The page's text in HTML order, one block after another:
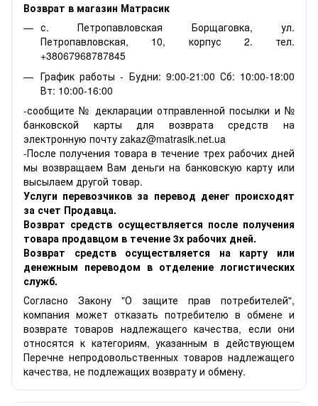
Возврат в магазин Матрасик
с. Петропавловская Борщаговка, ул.
Петропавловская, 10, корпус 2. тел.
+38067968787845
График работы - Будни: 9:00-21:00 Сб: 10:00-18:00
Вт: 10:00-16:00
-сообщите № декларации отправленной посылки и №
банковской карты для возврата средств на
электронную почту zakaz@matrasik.net.ua
-После получения товара в течение трех рабочих дней
мы возвращаем Вам деньги на банковскую карту или
высылаем другой товар.
Услуги перевозчиков за перевод денег происходят
за счет Продавца.
Возврат средств осуществляется после получения
товара продавцом в течение 3х рабочих дней.
Возврат средств осуществляется на карту или
денежным переводом в отделение логистических
служб.
Согласно Закону "О защите прав потребителей",
компания может отказать потребителю в обмене и
возврате товаров надлежащего качества, если они
относятся к категориям, указанным в действующем
Перечне непродовольственных товаров надлежащего
качества, не подлежащих возврату и обмену.